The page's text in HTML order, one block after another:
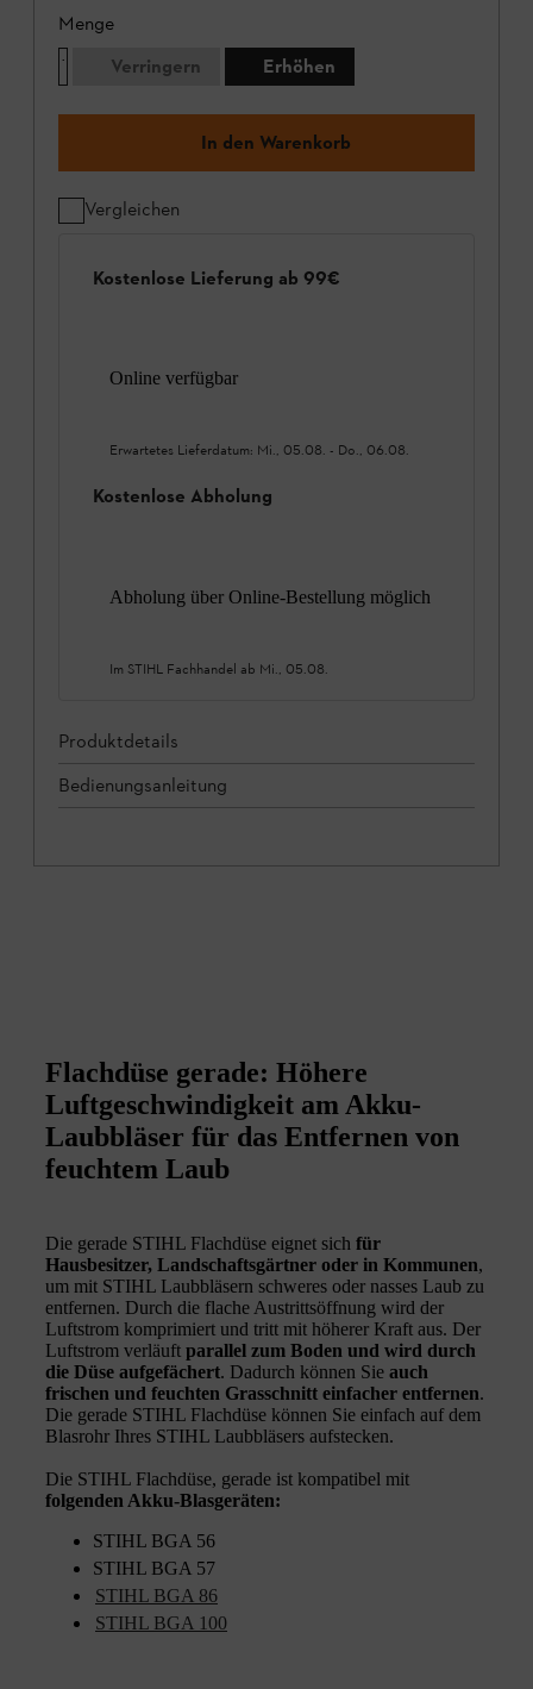
Menge
Verringern
Erhöhen
In den Warenkorb
Vergleichen
Kostenlose Lieferung ab 99€
Online verfügbar
Erwartetes Lieferdatum: Mi., 05.08. - Do., 06.08.
Kostenlose Abholung
Abholung über Online-Bestellung möglich
Im STIHL Fachhandel ab Mi., 05.08.
Produktdetails
Bedienungsanleitung
Flachdüse gerade: Höhere
Luftgeschwindigkeit am Akku-
Laubbläser für das Entfernen von
feuchtem Laub
Die gerade STIHL Flachdüse eignet sich für
Hausbesitzer, Landschaftsgärtner oder in Kommunen,
um mit STIHL Laubbläsern schweres oder nasses Laub zu
entfernen. Durch die flache Austrittsöffnung wird der
Luftstrom komprimiert und tritt mit höherer Kraft aus. Der
Luftstrom verläuft parallel zum Boden und wird durch
die Düse aufgefächert. Dadurch können Sie auch
frischen und feuchten Grasschnitt einfacher entfernen.
Die gerade STIHL Flachdüse können Sie einfach auf dem
Blasrohr Ihres STIHL Laubbläsers aufstecken.
Die STIHL Flachdüse, gerade ist kompatibel mit
folgenden Akku-Blasgeräten:
STIHL BGA 56
STIHL BGA 57
STIHL BGA 86
STIHL BGA 100